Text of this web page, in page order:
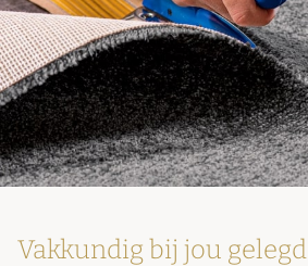
Vakkundig bij jou gelegd